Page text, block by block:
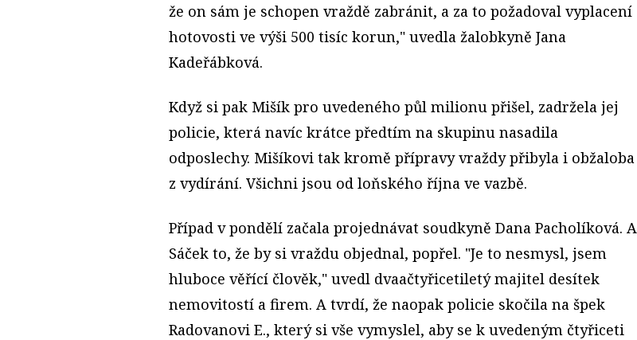
že on sám je schopen vraždě zabránit, a za to požadoval vyplacení
hotovosti ve výši 500 tisíc korun," uvedla žalobkyně Jana
Kadeřábková.
Když si pak Mišík pro uvedeného půl milionu přišel, zadržela jej
policie, která navíc krátce předtím na skupinu nasadila
odposlechy. Mišíkovi tak kromě přípravy vraždy přibyla i obžaloba
z vydírání. Všichni jsou od loňského října ve vazbě.
Případ v pondělí začala projednávat soudkyně Dana Pacholíková. A
Sáček to, že by si vraždu objednal, popřel. "Je to nesmysl, jsem
hluboce věřící člověk," uvedl dvaačtyřicetiletý majitel desítek
nemovitostí a firem. A tvrdí, že naopak policie skočila na špek
Radovanovi E., který si vše vymyslel, aby se k uvedeným čtyřiceti